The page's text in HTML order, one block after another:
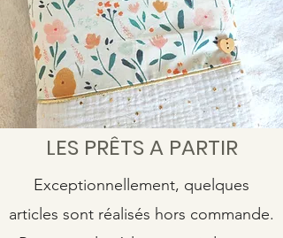
LES PRÊTS A PARTIR
Exceptionnellement, quelques
articles sont réalisés hors commande.